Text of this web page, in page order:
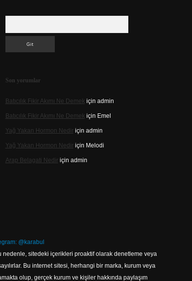
Son yorumlar
Batıcılık Fikir Akımı Ne Demek için admin
Batıcılık Fikir Akımı Ne Demek için Emel
Yağ Yakan Hormon Nediriçin admin
Yağ Yakan Hormon Nediriçin Melodi
Arap Belagati Nediriçin admin
@karabul
nedenle, sitedeki içerikleri proaktif olarak denetleme veya
Bu internet sitesi, herhangi bir marka, kurum veya
olup, gerçek kurum ve kişiler hakkında paylaşım